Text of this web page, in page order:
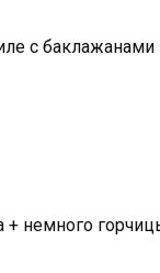
с
немного